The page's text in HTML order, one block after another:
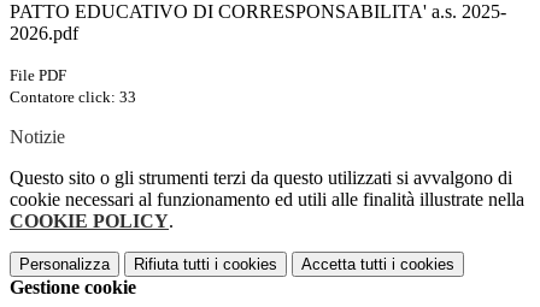
PATTO EDUCATIVO DI CORRESPONSABILITA' a.s. 2025-
2026.pdf
File PDF
Contatore click: 33
Notizie
Questo sito o gli strumenti terzi da questo utilizzati si avvalgono di
cookie necessari al funzionamento ed utili alle finalità illustrate nella
COOKIE POLICY.
Personalizza Rifiuta tutti i cookies Accetta tutti i cookies
Gestione cookie